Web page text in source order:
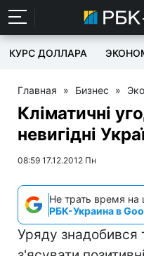
КУРС ДОЛЛАРА
Главная » Бизнес »
Кліматичні
невигідні
08:59 17.12.2012 Пн
Не трать время на
РБК-Украина в
Уряду